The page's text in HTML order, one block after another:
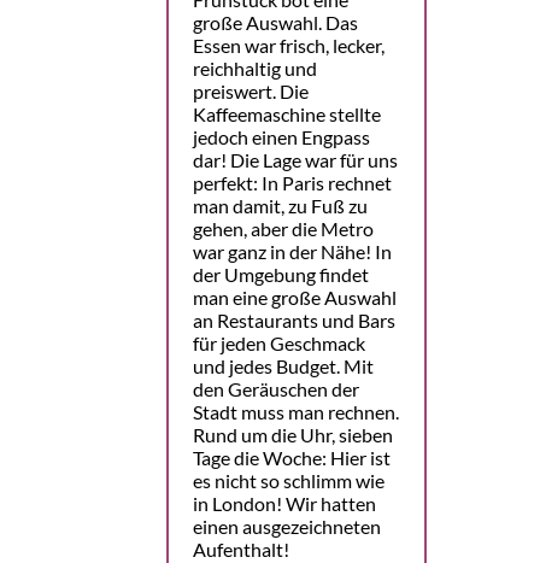
große Auswahl. Das
Essen war frisch, lecker,
reichhaltig und
preiswert. Die
Kaffeemaschine stellte
jedoch einen Engpass
dar! Die Lage war für uns
perfekt: In Paris rechnet
man damit, zu Fuß zu
gehen, aber die Metro
war ganz in der Nähe! In
der Umgebung findet
man eine große Auswahl
an Restaurants und Bars
für jeden Geschmack
und jedes Budget. Mit
den Geräuschen der
Stadt muss man rechnen.
Rund um die Uhr, sieben
Tage die Woche: Hier ist
es nicht so schlimm wie
in London! Wir hatten
einen ausgezeichneten
Aufenthalt!